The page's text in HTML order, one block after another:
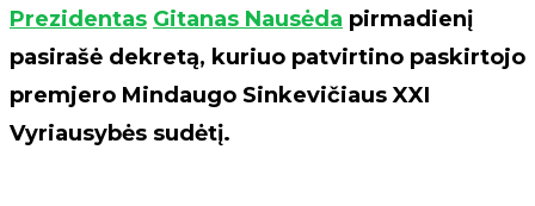
Prezidentas Gitanas Nausėda pirmadienį
pasirašė dekretą, kuriuo patvirtino paskirtojo
premjero Mindaugo Sinkevičiaus XXI
Vyriausybės sudėtį.